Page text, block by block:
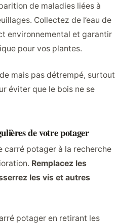
de maladies liées à
Collectez de l’eau de
environnemental et garantir
pour vos plantes.
mais pas détrempé, surtout
éviter que le bois ne se
de votre potager
carré potager à la recherche
Remplacez les
les vis et autres
potager en retirant les